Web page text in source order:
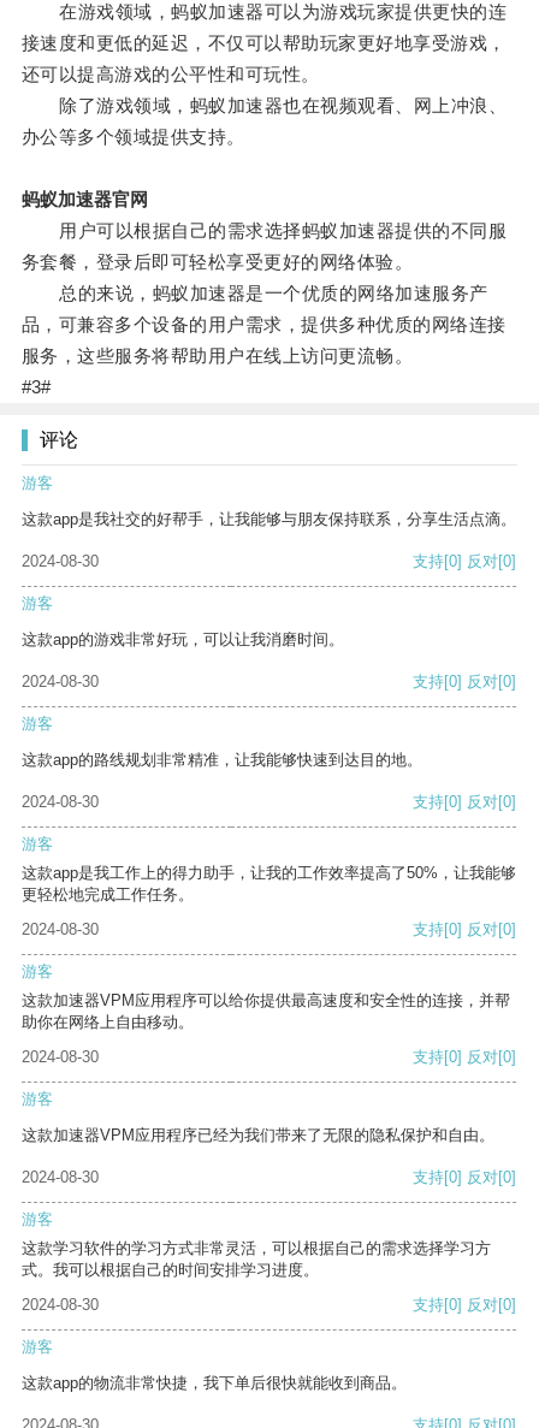
在游戏领域，蚂蚁加速器可以为游戏玩家提供更快的连
接速度和更低的延迟，不仅可以帮助玩家更好地享受游戏，
还可以提高游戏的公平性和可玩性。
除了游戏领域，蚂蚁加速器也在视频观看、网上冲浪、
办公等多个领域提供支持。
蚂蚁加速器官网
用户可以根据自己的需求选择蚂蚁加速器提供的不同服
务套餐，登录后即可轻松享受更好的网络体验。
总的来说，蚂蚁加速器是一个优质的网络加速服务产
品，可兼容多个设备的用户需求，提供多种优质的网络连接
服务，这些服务将帮助用户在线上访问更流畅。
#3#
评论
游客
这款app是我社交的好帮手，让我能够与朋友保持联系，分享生活点滴。
2024-08-30 支持[0] 反对[0]
游客
这款app的游戏非常好玩，可以让我消磨时间。
2024-08-30 支持[0] 反对[0]
游客
这款app的路线规划非常精准，让我能够快速到达目的地。
2024-08-30 支持[0] 反对[0]
游客
这款app是我工作上的得力助手，让我的工作效率提高了50%，让我能够
更轻松地完成工作任务。
2024-08-30
支持[0] 反对[0]
游客
这款加速器VPM应用程序可以给你提供最高速度和安全性的连接，并帮
助你在网络上自由移动。
2024-08-30
支持[0] 反对[0]
游客
这款加速器VPM应用程序已经为我们带来了无限的隐私保护和自由。
2024-08-30 支持[0] 反对[0]
游客
这款学习软件的学习方式非常灵活，可以根据自己的需求选择学习方
式。我可以根据自己的时间安排学习进度。
2024-08-30
支持[0] 反对[0]
游客
这款app的物流非常快捷，我下单后很快就能收到商品。